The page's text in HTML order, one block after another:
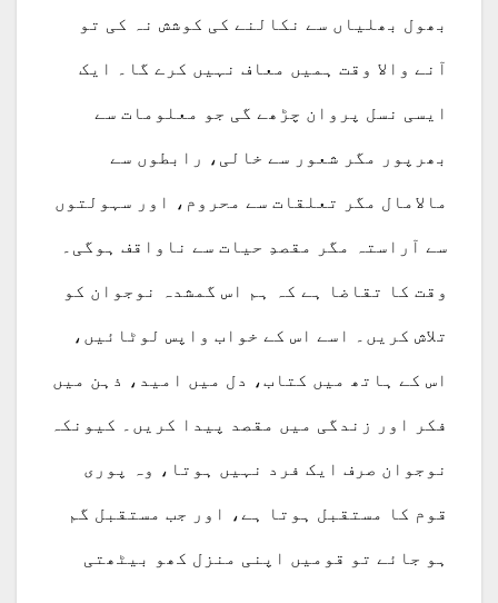
بھول بھلیاں سے نکالنے کی کوشش نہ کی تو
آنے والا وقت ہمیں معاف نہیں کرے گا۔ ایک
ایسی نسل پروان چڑھے گی جو معلومات سے
بھرپور مگر شعور سے خالی، رابطوں سے
مالامال مگر تعلقات سے محروم، اور سہولتوں
سے آراستہ مگر مقصدِ حیات سے ناواقف ہوگی۔
وقت کا تقاضا ہے کہ ہم اس گمشدہ نوجوان کو
تلاش کریں۔ اسے اس کے خواب واپس لوٹائیں،
اس کے ہاتھ میں کتاب، دل میں امید، ذہن میں
فکر اور زندگی میں مقصد پیدا کریں۔ کیونکہ
نوجوان صرف ایک فرد نہیں ہوتا، وہ پوری
قوم کا مستقبل ہوتا ہے، اور جب مستقبل گم
ہو جائے تو قومیں اپنی منزل کھو بیٹھتی